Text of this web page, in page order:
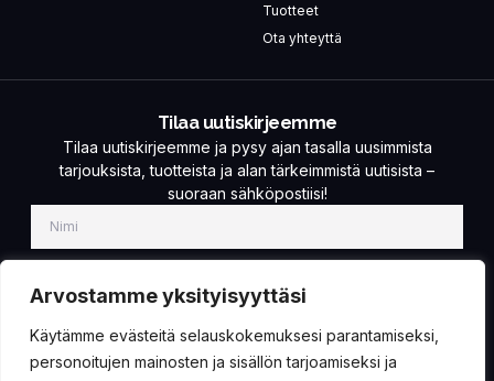
Arvostamme yksityisyyttäsi
Käytämme evästeitä selauskokemuksesi parantamiseksi,
personoitujen mainosten ja sisällön tarjoamiseksi ja
Tuotteet
Ota yhteyttä
Tilaa uutiskirjeemme
Tilaa uutiskirjeemme ja pysy ajan tasalla uusimmista
tarjouksista, tuotteista ja alan tärkeimmistä uutisista –
suoraan sähköpostiisi!
TILAA!